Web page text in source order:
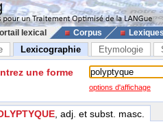
lexical Corpus
Lexicographie Etymologie
une forme
options d'affichage
, adj. et subst. masc.